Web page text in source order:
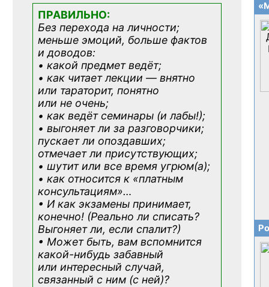
ПРАВИЛЬНО:
Без перехода на личности;
меньше эмоций, больше фактов
и доводов:
• какой предмет ведёт;
• как читает лекции — внятно
или тараторит, понятно
или не очень;
• как ведёт семинары (и лабы!);
• выгоняет ли за разговорчики;
пускает ли опоздавших;
отмечает ли присутствующих;
• шутит или все время угрюм(а);
• как относится к «платным
консультациям»…
• И как экзамены принимает,
конечно! (Реально ли списать?
Выгоняет ли, если спалит?)
• Может быть, вам вспомнится
какой-нибудь забавный
или интересный случай,
связанный с ним (с ней)?